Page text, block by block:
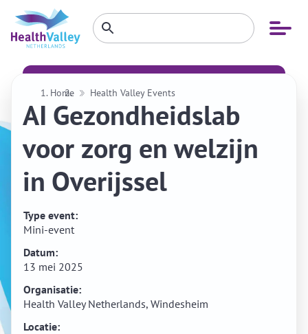
Open
menu
Zoeken
binnenZoeken
Home Health Valley Events
AI Gezondheidslab
voor zorg en welzijn
in Overijssel
Type event:
Mini-event
Datum:
13 mei 2025
Organisatie:
Health Valley Netherlands, Windesheim
Locatie: